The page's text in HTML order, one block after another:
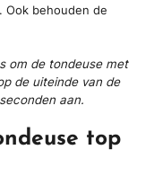
Ook behouden de
om de tondeuse met
de uiteinde van de
aan.
top